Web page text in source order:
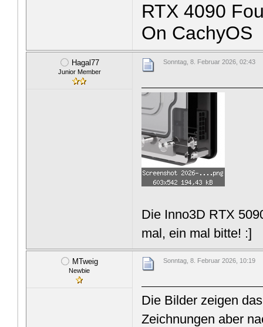
RTX 4090
On CachyOS
Hagal77
Junior Member
Sonntag, 8. Februar 2026, 02:43
Die Inno3D RTX
mal, ein mal bitte! :]
MTweig
Newbie
Sonntag, 8. Februar 2026, 10:19
Die Bilder zeigen
Zeichnungen aber